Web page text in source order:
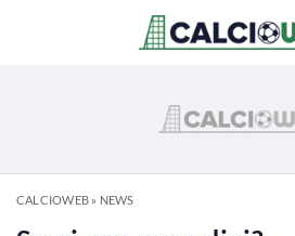
CALCIOWEB» NEWS